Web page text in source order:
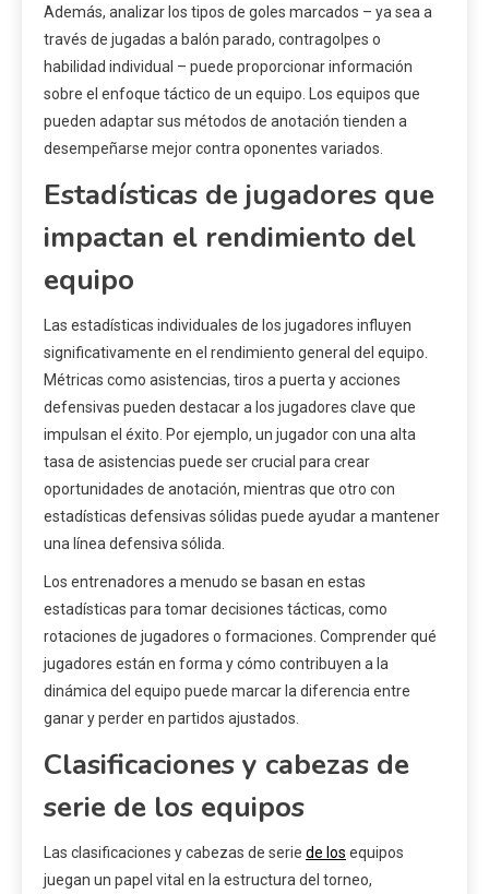
Además, analizar los tipos de goles marcados – ya sea a
través de jugadas a balón parado, contragolpes o
habilidad individual – puede proporcionar información
sobre el enfoque táctico de un equipo. Los equipos que
pueden adaptar sus métodos de anotación tienden a
desempeñarse mejor contra oponentes variados.
Estadísticas de jugadores que
impactan el rendimiento del
equipo
Las estadísticas individuales de los jugadores influyen
significativamente en el rendimiento general del equipo.
Métricas como asistencias, tiros a puerta y acciones
defensivas pueden destacar a los jugadores clave que
impulsan el éxito. Por ejemplo, un jugador con una alta
tasa de asistencias puede ser crucial para crear
oportunidades de anotación, mientras que otro con
estadísticas defensivas sólidas puede ayudar a mantener
una línea defensiva sólida.
Los entrenadores a menudo se basan en estas
estadísticas para tomar decisiones tácticas, como
rotaciones de jugadores o formaciones. Comprender qué
jugadores están en forma y cómo contribuyen a la
dinámica del equipo puede marcar la diferencia entre
ganar y perder en partidos ajustados.
Clasificaciones y cabezas de
serie de los equipos
Las clasificaciones y cabezas de serie de los equipos
juegan un papel vital en la estructura del torneo,